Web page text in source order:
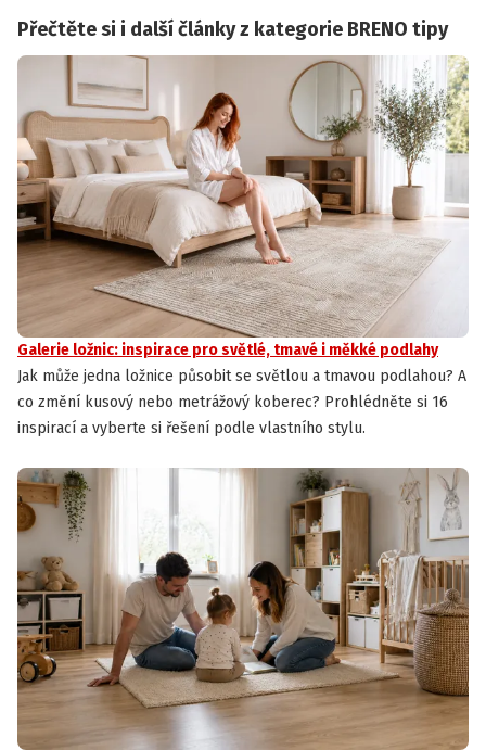
Přečtěte si i další články z kategorie BRENO tipy
Galerie ložnic: inspirace pro světlé, tmavé i měkké podlahy
Jak může jedna ložnice působit se světlou a tmavou podlahou? A
co změní kusový nebo metrážový koberec? Prohlédněte si 16
inspirací a vyberte si řešení podle vlastního stylu.